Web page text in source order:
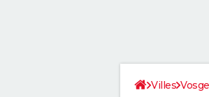
Villes